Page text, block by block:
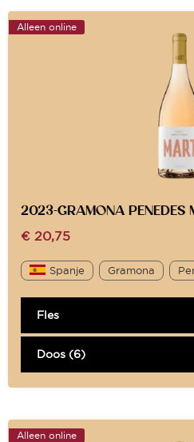
Alleen online
2023-GRAMONA PENEDES
€ 20,75
Spanje Gramona
Fles
Doos (6)
Alleen online